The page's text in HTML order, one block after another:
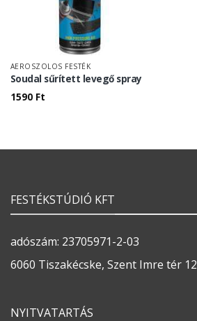
AEROSZOLOS FESTÉK
Soudal sűrített levegő spray
1590 Ft
FESTÉKSTÚDIÓ KFT
adószám: 23705971-2-03
6060 Tiszakécske, Szent Imre tér 12
NYITVATARTÁS